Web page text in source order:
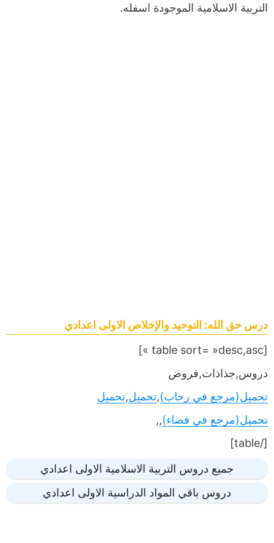
التربية الاسلامية الموجودة اسفله.
درس حق الله: التوحيد والإخلاص الاولى اعدادي
[table sort= »desc,asc »]
دروس,جذاذات,فروض
تحميل(مرجع في رحاب),تحميل,تحميل
تحميل(مرجع في فضاء),,
[/table]
جميع دروس التربية الاسلامية الاولى اعدادي
دروس باقي المواد الدراسية الاولى اعدادي